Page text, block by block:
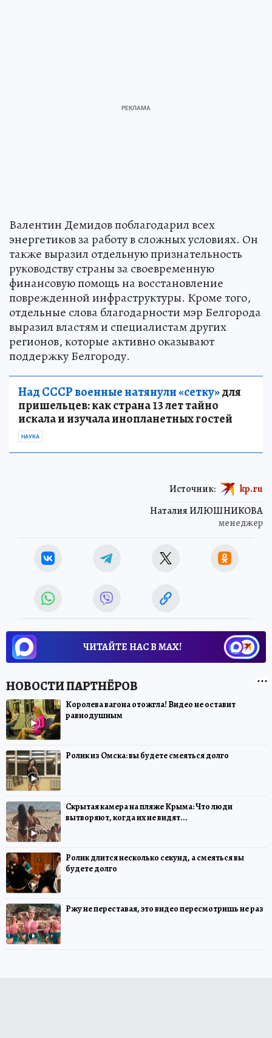
Валентин Демидов поблагодарил всех
энергетиков за работу в сложных условиях. Он
также выразил отдельную признательность
руководству страны за своевременную
финансовую помощь на восстановление
поврежденной инфраструктуры. Кроме того,
отдельные слова благодарности мэр Белгорода
выразил властям и специалистам других
регионов, которые активно оказывают
поддержку Белгороду.
Над СССР военные натянули «сетку»для
пришельцев: как страна 13 лет тайно
искала и изучала инопланетных гостей
НАУКА
Наталия ИЛЮШНИКОВА
менеджер
Источник: kp.ru
ЧИТАЙТЕ НАС В МАХ!
Королева вагона отожгла! Видео не оставит
равнодушным
Ролик из Омска: вы будете смеяться долго
Скрытая камера на пляже Крыма: Что люди
вытворяют, когда их не видят...
Ролик длится несколько секунд, а смеяться вы
будете долго
Ржу не переставая, это видео пересмотришь не раз